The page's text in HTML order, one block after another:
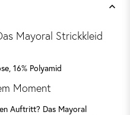
Mayoral Strickkleid
16% Polyamid
Moment
Auftritt? Das Mayoral